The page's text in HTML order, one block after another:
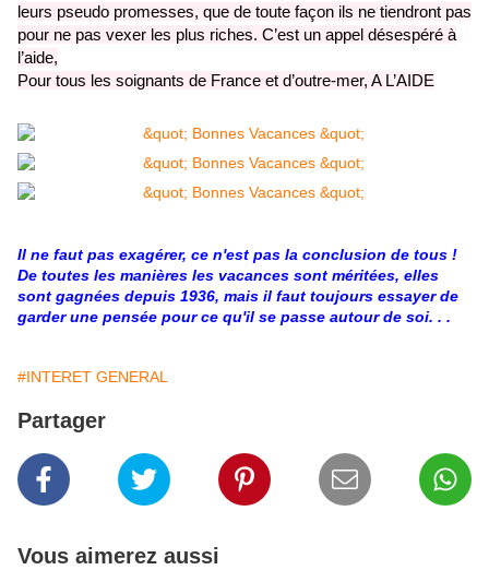
leurs pseudo promesses, que de toute façon ils ne tiendront pas
pour ne pas vexer les plus riches. C’est un appel désespéré à
l’aide,
Pour tous les soignants de France et d’outre-mer, A L’AIDE
Il ne faut pas exagérer, ce n'est pas la conclusion de tous !
De toutes les manières les vacances sont méritées, elles
sont gagnées depuis 1936, mais il faut toujours essayer de
garder une pensée pour ce qu'il se passe autour de soi. . .
#INTERET GENERAL
Partager
Vous aimerez aussi